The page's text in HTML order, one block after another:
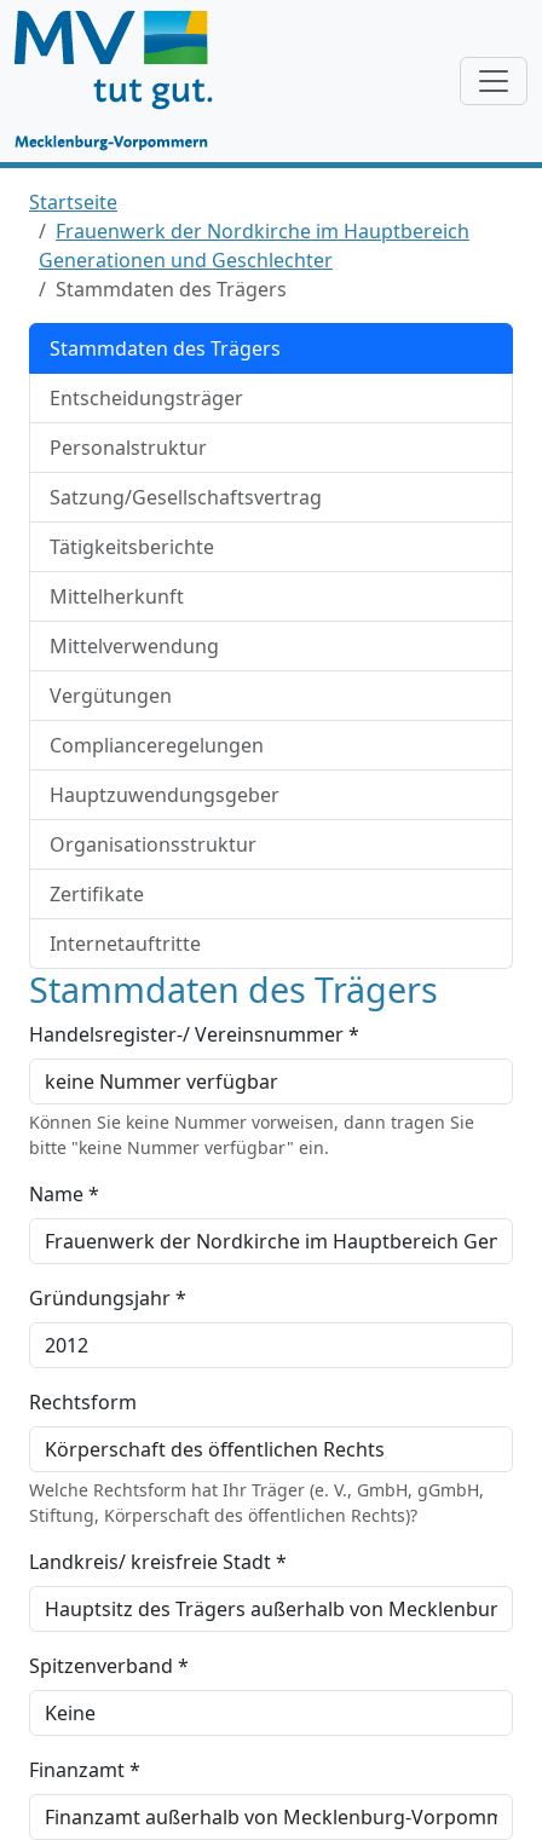
Startseite
Frauenwerk der Nordkirche im Hauptbereich
Generationen und Geschlechter
Stammdaten des Trägers
Stammdaten des Trägers
Entscheidungsträger
Personalstruktur
Satzung/Gesellschaftsvertrag
Tätigkeitsberichte
Mittelherkunft
Mittelverwendung
Vergütungen
Complianceregelungen
Hauptzuwendungsgeber
Organisationsstruktur
Zertifikate
Internetauftritte
Stammdaten des Trägers
Handelsregister-/ Vereinsnummer *
Können Sie keine Nummer vorweisen, dann tragen Sie
bitte "keine Nummer verfügbar" ein.
Name *
Gründungsjahr *
Rechtsform
Welche Rechtsform hat Ihr Träger (e. V., GmbH, gGmbH,
Stiftung, Körperschaft des öffentlichen Rechts)?
Landkreis/ kreisfreie Stadt *
Spitzenverband *
Finanzamt *